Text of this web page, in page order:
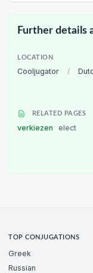
Further details
LOCATION
Cooljugator /
RELATED PAGES
verkiezen elect
TOP CONJUGATIONS
Greek
Russian